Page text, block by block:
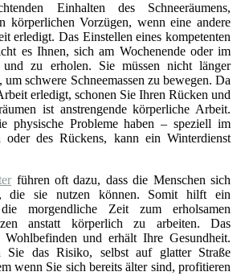
Einhalten des Schneeräumens,
körperlichen Vorzügen, wenn eine andere
erledigt. Das Einstellen eines kompetenten
es Ihnen, sich am Wochenende oder im
und zu erholen. Sie müssen nicht länger
schwere Schneemassen zu bewegen. Da
erledigt, schonen Sie Ihren Rücken und
ist anstrengende körperliche Arbeit.
physische Probleme haben – speziell im
oder des Rückens, kann ein Winterdienst
führen oft dazu, dass die Menschen sich
die sie nutzen können. Somit hilft ein
morgendliche Zeit zum erholsamen
anstatt körperlich zu arbeiten. Das
Wohlbefinden und erhält Ihre Gesundheit.
Sie das Risiko, selbst auf glatter Straße
wenn Sie sich bereits älter sind, profitieren